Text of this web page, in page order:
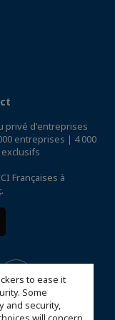
to ease it
Some
and security,
privé d'entreprises
entreprises | 4 000
Françaises à
.